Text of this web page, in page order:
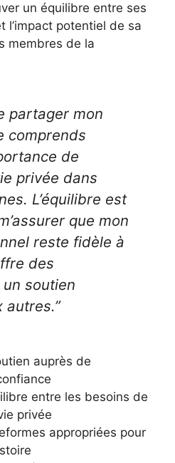
un équilibre entre ses
l’impact potentiel de sa
membres de la
partager mon
comprends
de
privée dans
L’équilibre est
que mon
reste fidèle à
des
soutien
autres.”
auprès de
entre les besoins de
privée
appropriées pour